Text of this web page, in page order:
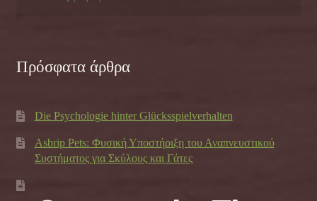
Πρόσφατα άρθρα
Die Psychologie hinter Glücksspielverhalten
Asbrip Pets: Φυσική Υποστήριξη του Αναπνευστικού
Συστήματος για Σκύλους και Γάτες